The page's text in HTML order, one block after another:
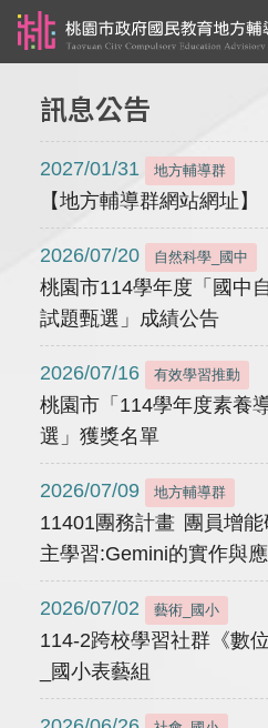
訊息公告
2027/01/31 地方輔導群
【地方輔導群網站網址】
2026/07/20 自然科學_國中
桃園市114學年度「國中
試題甄選」成績公告
2026/07/16 有效學習推動
桃園市「114學年度素養
選」獲獎名單
2026/07/09 地方輔導群
11401團務計畫 團員增
主學習:Gemini的實作與
2026/07/02 藝術_國小
114-2跨校學習社群《數
_國小表藝組